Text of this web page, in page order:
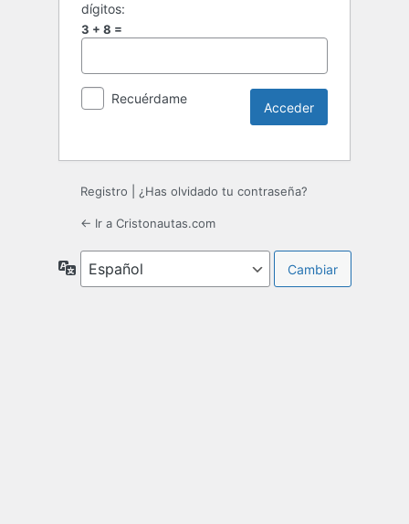
dígitos:
3 + 8 =
Recuérdame
Registro ¿Has olvidado tu contraseña?
← Ir a Cristonautas.com
Idioma